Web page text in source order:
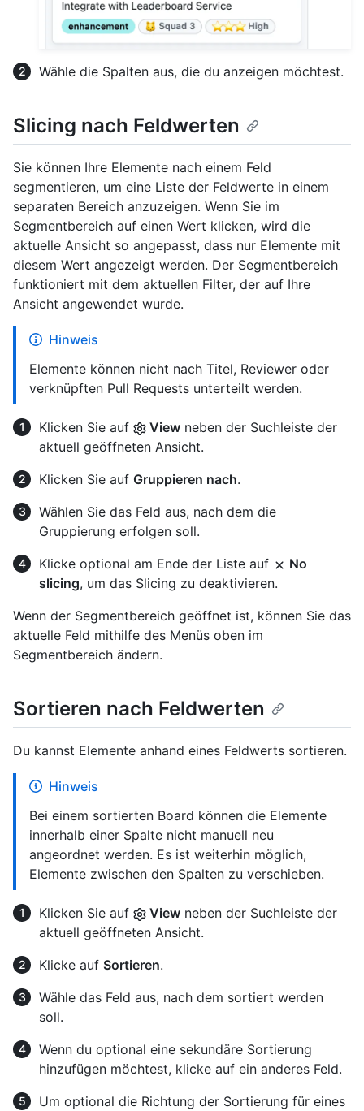
Wähle die Spalten aus, die du anzeigen möchtest.
Slicing nach Feldwerten
Sie können Ihre Elemente nach einem Feld
segmentieren, um eine Liste der Feldwerte in einem
separaten Bereich anzuzeigen. Wenn Sie im
Segmentbereich auf einen Wert klicken, wird die
aktuelle Ansicht so angepasst, dass nur Elemente mit
diesem Wert angezeigt werden. Der Segmentbereich
funktioniert mit dem aktuellen Filter, der auf Ihre
Ansicht angewendet wurde.
Hinweis
Elemente können nicht nach Titel, Reviewer oder
verknüpften Pull Requests unterteilt werden.
Klicken Sie auf View neben der Suchleiste der
aktuell geöffneten Ansicht.
Klicken Sie auf Gruppieren nach.
Wählen Sie das Feld aus, nach dem die
Gruppierung erfolgen soll.
Klicke optional am Ende der Liste auf
No
slicing, um das Slicing zu deaktivieren.
Wenn der Segmentbereich geöffnet ist, können Sie das
aktuelle Feld mithilfe des Menüs oben im
Segmentbereich ändern.
Sortieren nach Feldwerten
Du kannst Elemente anhand eines Feldwerts sortieren.
Hinweis
Bei einem sortierten Board können die Elemente
innerhalb einer Spalte nicht manuell neu
angeordnet werden. Es ist weiterhin möglich,
Elemente zwischen den Spalten zu verschieben.
Klicken Sie auf View neben der Suchleiste der
aktuell geöffneten Ansicht.
Klicke auf Sortieren.
Wähle das Feld aus, nach dem sortiert werden
soll.
Wenn du optional eine sekundäre Sortierung
hinzufügen möchtest, klicke auf ein anderes Feld.
Um optional die Richtung der Sortierung für eines